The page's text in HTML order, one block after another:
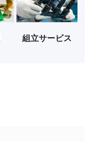
組立サービス